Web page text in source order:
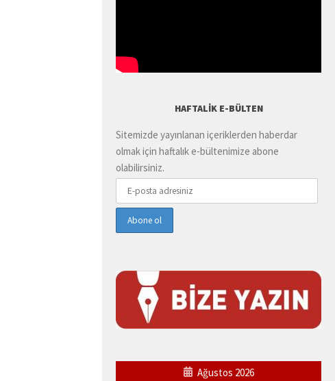
HAFTALIK E-BÜLTEN
Sitemizde yayınlanan içeriklerden haberdar
olmak için haftalık e-bültenimize abone
olabilirsiniz.
Ağustos 2026